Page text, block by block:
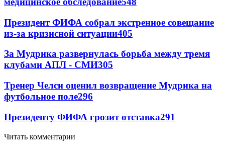
Президент ФИФА собрал экстренное совещание
из-за кризисной ситуации405
За Мудрика развернулась борьба между тремя
клубами АПЛ - СМИ305
Тренер Челси оценил возвращение Мудрика на
футбольное поле296
Президенту ФИФА грозит отставка291
Читать комментарии